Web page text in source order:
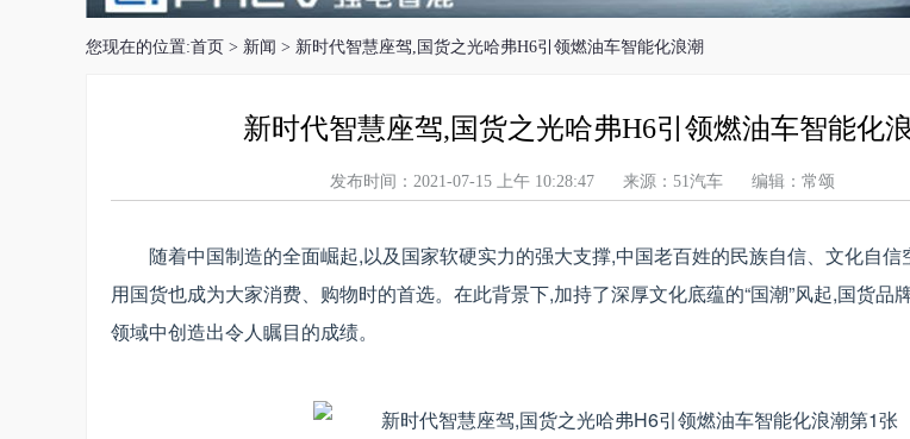
您现在的位置:首页 > 新闻 > 新时代智慧座驾,国货之光哈弗H6引领燃油车智能化浪潮
新时代智慧座驾,国货之光哈弗H6引领燃油车智能化
发布时间：2021-07-15 上午 10:28:47 来源：51汽车 编辑：常颂
随着中国制造的全面崛起,以及国家软硬实力的强大支撑,中国老百姓的民族自信、文化自信
用国货也成为大家消费、购物时的首选。在此背景下,加持了深厚文化底蕴的“国潮”风起,国货品
领域中创造出令人瞩目的成绩。